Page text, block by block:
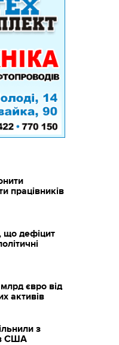
працівників
що дефіцит
євро від
активів
з
в США